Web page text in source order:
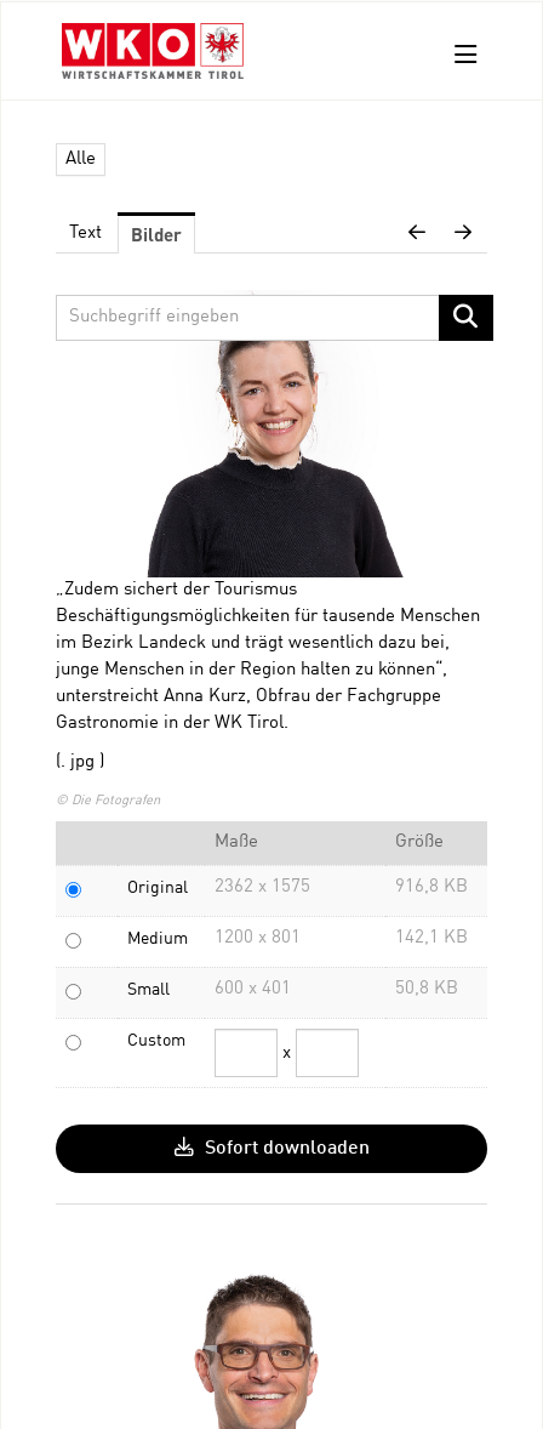
Pressefotos
Kontakt
Alle
Text Bilder
„Zudem sichert der Tourismus
Beschäftigungsmöglichkeiten für tausende Menschen
im Bezirk Landeck und trägt wesentlich dazu bei,
junge Menschen in der Region halten zu können“,
unterstreicht Anna Kurz, Obfrau der Fachgruppe
Gastronomie in der WK Tirol.
(. jpg )
© Die Fotografen
Maße Größe
Original 2362 x 1575 916,8 KB
Medium 1200 x 801 142,1 KB
Small 600 x 401 50,8 KB
Custom
x
Sofort downloaden